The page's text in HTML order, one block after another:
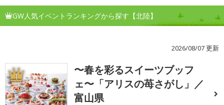
GW人気イベントランキングから探す【北陸】
2026/08/07 更新
1
〜春を彩るスイーツブッフ
ェ〜「アリスの苺さがし」／
富山県